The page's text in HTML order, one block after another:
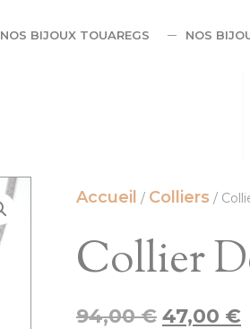
NOS BIJOUX TOUAREGS NOS
Accueil / Colliers /
Collier
94,00€ 47,00 €